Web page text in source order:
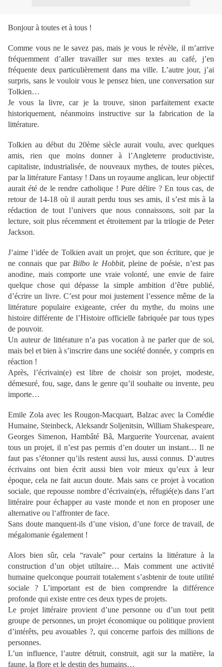
Bonjour à toutes et à tous !
Comme vous ne le savez pas, mais je vous le révèle, il m’arrive
fréquemment d’aller travailler sur mes textes au café, j’en
fréquente deux particulièrement dans ma ville. L’autre jour, j’ai
surpris, sans le vouloir vous le pensez bien, une conversation sur
Tolkien…
Je vous la livre, car je la trouve, sinon parfaitement exacte
historiquement, néanmoins instructive sur la fabrication de la
littérature.
Tolkien au début du 20ème siècle aurait voulu, avec quelques
amis, rien que moins donner à l’Angleterre productiviste,
capitaliste, industrialisée, de nouveaux mythes, de toutes pièces,
par la littérature Fantasy ! Dans un royaume anglican, leur objectif
aurait été de le rendre catholique ! Pure délire ? En tous cas, de
retour de 14-18 où il aurait perdu tous ses amis, il s’est mis à la
rédaction de tout l’univers que nous connaissons, soit par la
lecture, soit plus récemment et étroitement par la trilogie de Peter
Jackson.
J’aime l’idée de Tolkien avait un projet, que son écriture, que je
ne connais que par Bilbo le Hobbit, pleine de poésie, n’est pas
anodine, mais comporte une vraie volonté, une envie de faire
quelque chose qui dépasse la simple ambition d’être publié,
d’écrire un livre. C’est pour moi justement l’essence même de la
littérature populaire exigeante, créer du mythe, du moins une
histoire différente de l’Histoire officielle fabriquée par tous types
de pouvoir.
Un auteur de littérature n’a pas vocation à ne parler que de soi,
mais bel et bien à s’inscrire dans une société donnée, y compris en
réaction !
Après, l’écrivain(e) est libre de choisir son projet, modeste,
démesuré, fou, sage, dans le genre qu’il souhaite ou invente, peu
importe…
Emile Zola avec les Rougon-Macquart, Balzac avec la Comédie
Humaine, Steinbeck, Aleksandr Soljenitsin, William Shakespeare,
Georges Simenon, Hambâté Bâ, Marguerite Yourcenar, avaient
tous un projet, il n’est pas permis d’en douter un instant… Il ne
faut pas s’étonner qu’ils restent aussi lus, aussi connus. D’autres
écrivains ont bien écrit aussi bien voir mieux qu’eux à leur
époque, cela ne fait aucun doute. Mais sans ce projet à vocation
sociale, que repousse nombre d’écrivain(e)s, réfugié(e)s dans l’art
littéraire pour échapper au vaste monde et non en proposer une
alternative ou l‘affronter de face.
Sans doute manquent-ils d’une vision, d’une force de travail, de
mégalomanie également !
Alors bien sûr, cela “ravale” pour certains la littérature à la
construction d’un objet utiltaire… Mais comment une activité
humaine quelconque pourrait totalement s’asbtenir de toute utilité
sociale ? L’important est de bien comprendre la différence
profonde qui existe entre ces deux types de projets.
Le projet littéraire provient d’une personne ou d’un tout petit
groupe de personnes, un projet économique ou politique provient
d’intérêts, peu avouables ?, qui concerne parfois des millions de
personnes.
L’un influence, l’autre détruit, construit, agit sur la matière, la
faune, la flore et le destin des humains…